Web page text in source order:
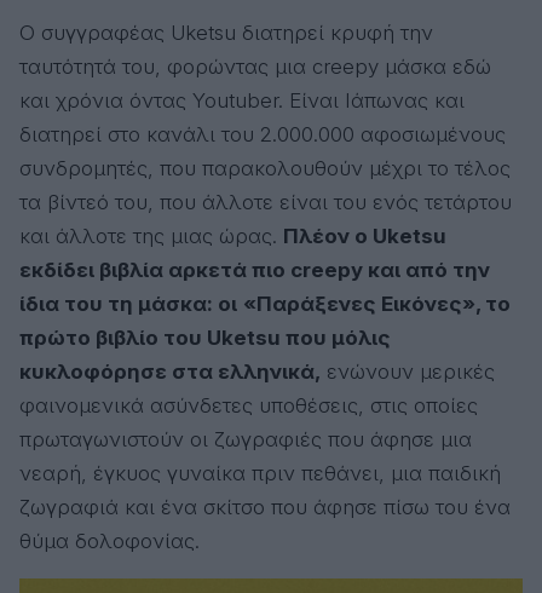
Ο συγγραφέας Uketsu διατηρεί κρυφή την
ταυτότητά του, φορώντας μια creepy μάσκα εδώ
και χρόνια όντας Youtuber. Είναι Ιάπωνας και
διατηρεί στο κανάλι του 2.000.000 αφοσιωμένους
συνδρομητές, που παρακολουθούν μέχρι το τέλος
τα βίντεό του, που άλλοτε είναι του ενός τετάρτου
και άλλοτε της μιας ώρας. Πλέον ο Uketsu
εκδίδει βιβλία αρκετά πιο creepy και από την
ίδια του τη μάσκα: οι «Παράξενες Εικόνες», το
πρώτο βιβλίο του Uketsu που μόλις
κυκλοφόρησε στα ελληνικά, ενώνουν μερικές
φαινομενικά ασύνδετες υποθέσεις, στις οποίες
πρωταγωνιστούν οι ζωγραφιές που άφησε μια
νεαρή, έγκυος γυναίκα πριν πεθάνει, μια παιδική
ζωγραφιά και ένα σκίτσο που άφησε πίσω του ένα
θύμα δολοφονίας.